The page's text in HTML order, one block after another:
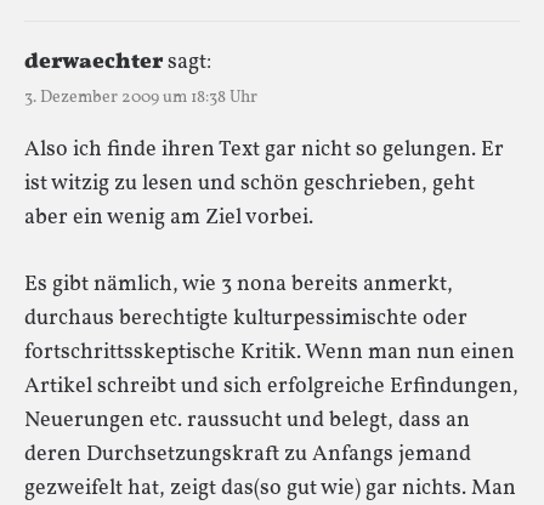
derwaechtersagt:
3. Dezember 2009 um 18:38 Uhr
Also ich finde ihren Text gar nicht so gelungen. Er
ist witzig zu lesen und schön geschrieben, geht
aber ein wenig am Ziel vorbei.
Es gibt nämlich, wie 3 nona bereits anmerkt,
durchaus berechtigte kulturpessimischte oder
fortschrittsskeptische Kritik. Wenn man nun einen
Artikel schreibt und sich erfolgreiche Erfindungen,
Neuerungen etc. raussucht und belegt, dass an
deren Durchsetzungskraft zu Anfangs jemand
gezweifelt hat, zeigt das(so gut wie) gar nichts. Man